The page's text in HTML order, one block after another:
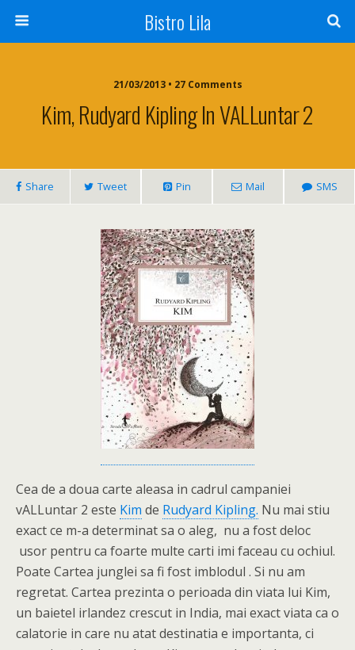
Bistro Lila
21/03/2013 • 27 Comments
Kim, Rudyard Kipling In VALLuntar 2
Share Tweet Pin Mail SMS
Cea de a doua carte aleasa in cadrul campaniei
vALLuntar 2 este Kim de Rudyard Kipling. Nu mai stiu
exact ce m-a determinat sa o aleg, nu a fost deloc
usor pentru ca foarte multe carti imi faceau cu ochiul.
Poate Cartea junglei sa fi fost imblodul . Si nu am
regretat. Cartea prezinta o perioada din viata lui Kim,
un baietel irlandez crescut in India, mai exact viata ca o
calatorie in care nu atat destinatia e importanta, ci